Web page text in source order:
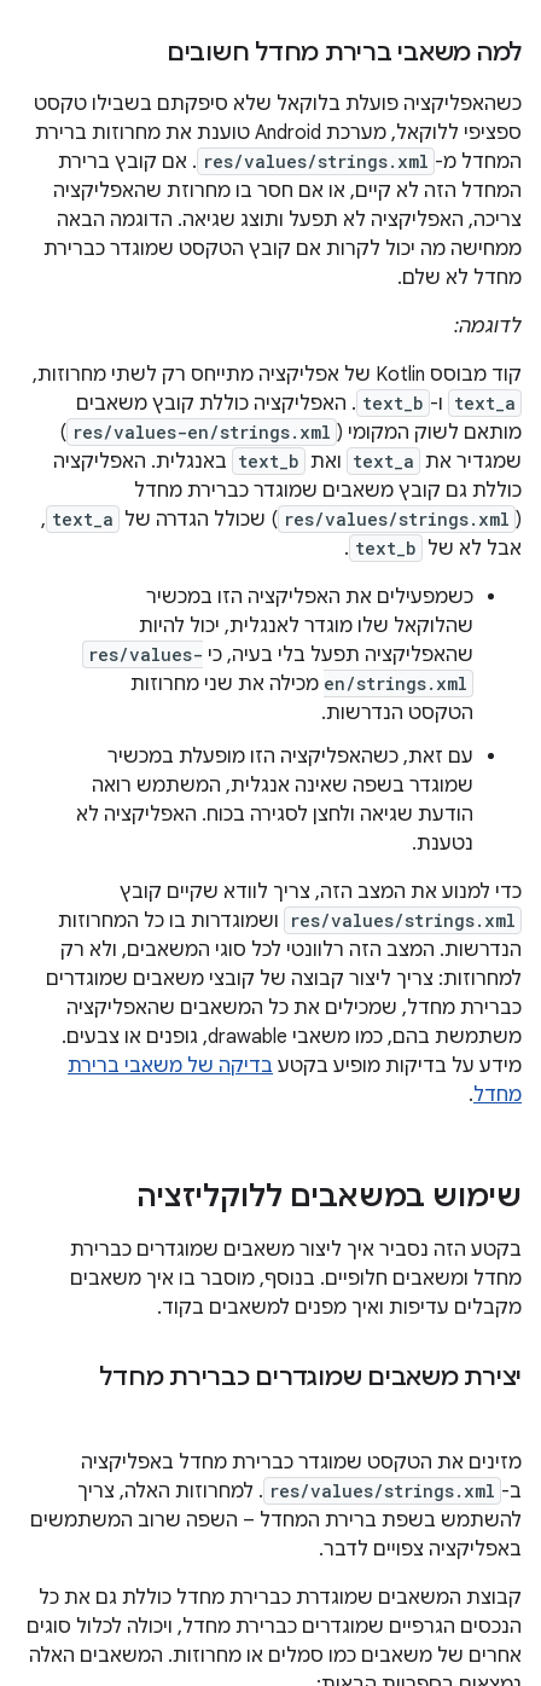
למה משאבי ברירת מחדל חשובים
כשהאפליקציה פועלת בלוקאל שלא סיפקתם בשבילו טקסט
ספציפי ללוקאל, מערכת Android טוענת את מחרוזות ברירת
המחדל מ- res/values/strings.xml . אם קובץ ברירת
המחדל הזה לא קיים, או אם חסר בו מחרוזת שהאפליקציה
צריכה, האפליקציה לא תפעל ותוצג שגיאה. הדוגמה הבאה
ממחישה מה יכול לקרות אם קובץ הטקסט שמוגדר כברירת
מחדל לא שלם.
לדוגמה:
קוד מבוסס Kotlin של אפליקציה מתייחס רק לשתי מחרוזות,
text_a ו- text_b . האפליקציה כוללת קובץ משאבים
מותאם לשוק המקומי ( res/values-en/strings.xml
)
שמגדיר את text_a ואת text_b באנגלית. האפליקציה
כוללת גם קובץ משאבים שמוגדר כברירת מחדל
(
res/values/strings.xml ) שכולל הגדרה של text_a
,
אבל לא של text_b
.
כשמפעילים את האפליקציה הזו במכשיר
שהלוקאל שלו מוגדר לאנגלית, יכול להיות
שהאפליקציה תפעל בלי בעיה, כי res/values-
en/strings.xml מכילה את שני מחרוזות
הטקסט הנדרשות.
עם זאת, כשהאפליקציה הזו מופעלת במכשיר
שמוגדר בשפה שאינה אנגלית, המשתמש רואה
הודעת שגיאה ולחצן לסגירה בכוח. האפליקציה לא
נטענת.
כדי למנוע את המצב הזה, צריך לוודא שקיים קובץ
res/values/strings.xml
ושמוגדרות בו כל המחרוזות
הנדרשות. המצב הזה רלוונטי לכל סוגי המשאבים, ולא רק
למחרוזות: צריך ליצור קבוצה של קובצי משאבים שמוגדרים
כברירת מחדל, שמכילים את כל המשאבים שהאפליקציה
משתמשת בהם, כמו משאבי drawable, גופנים או צבעים.
מידע על בדיקות מופיע בקטע בדיקה של משאבי ברירת
מחדל.
שימוש במשאבים ללוקליזציה
בקטע הזה נסביר איך ליצור משאבים שמוגדרים כברירת
מחדל ומשאבים חלופיים. בנוסף, מוסבר בו איך משאבים
מקבלים עדיפות ואיך מפנים למשאבים בקוד.
יצירת משאבים שמוגדרים כברירת מחדל
מזינים את הטקסט שמוגדר כברירת מחדל באפליקציה
ב- res/values/strings.xml . למחרוזות האלה, צריך
להשתמש בשפת ברירת המחדל – השפה שרוב המשתמשים
באפליקציה צפויים לדבר.
קבוצת המשאבים שמוגדרת כברירת מחדל כוללת גם את כל
הנכסים הגרפיים שמוגדרים כברירת מחדל, ויכולה לכלול סוגים
אחרים של משאבים כמו סמלים או מחרוזות. המשאבים האלה